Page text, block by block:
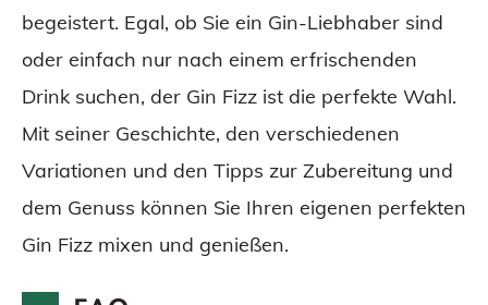
begeistert. Egal, ob Sie ein Gin-Liebhaber sind
oder einfach nur nach einem erfrischenden
Drink suchen, der Gin Fizz ist die perfekte Wahl.
Mit seiner Geschichte, den verschiedenen
Variationen und den Tipps zur Zubereitung und
dem Genuss können Sie Ihren eigenen perfekten
Gin Fizz mixen und genießen.